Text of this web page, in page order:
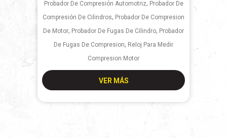
Probador De Compresión Automotriz, Probador De
Compresión De Cilindros, Probador De Compresion
De Motor, Probador De Fugas De Cilindro, Probador
De Fugas De Compresion, Reloj Para Medir
Compresion Motor
VER MÁS